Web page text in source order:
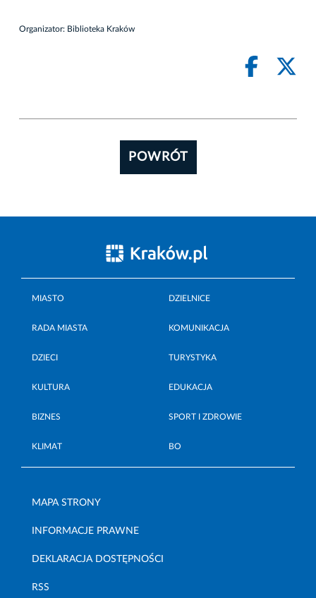
Organizator: Biblioteka Kraków
POWRÓT
MIASTO DZIELNICE
RADA MIASTA KOMUNIKACJA
DZIECI TURYSTYKA
KULTURA EDUKACJA
BIZNES SPORT I ZDROWIE
KLIMAT BO
MAPA STRONY
INFORMACJE PRAWNE
DEKLARACJA DOSTĘPNOŚCI
RSS